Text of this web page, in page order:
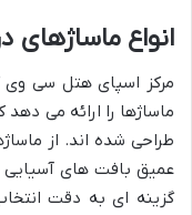
انواع
مرکز اسپای هتل سی وی
ماساژها را ارائه می
طراحی شده اند. از
عمیق بافت های آسیایی
گزینه ای به دقت